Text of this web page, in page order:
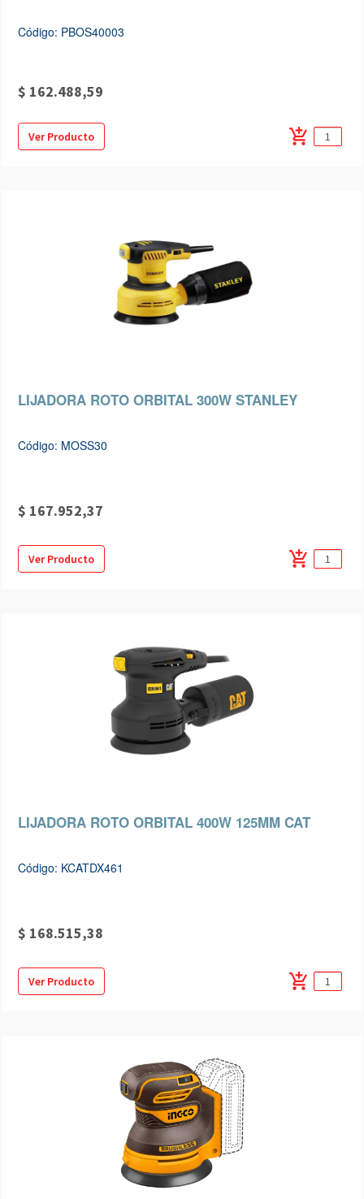
Código: PBOS40003
$ 162.488,59
Ver Producto add_shopping_cart
LIJADORA ROTO ORBITAL 300W STANLEY
Código: MOSS30
$ 167.952,37
Ver Producto add_shopping_cart
LIJADORA ROTO ORBITAL 400W 125MM CAT
Código: KCATDX461
$ 168.515,38
Ver Producto add_shopping_cart